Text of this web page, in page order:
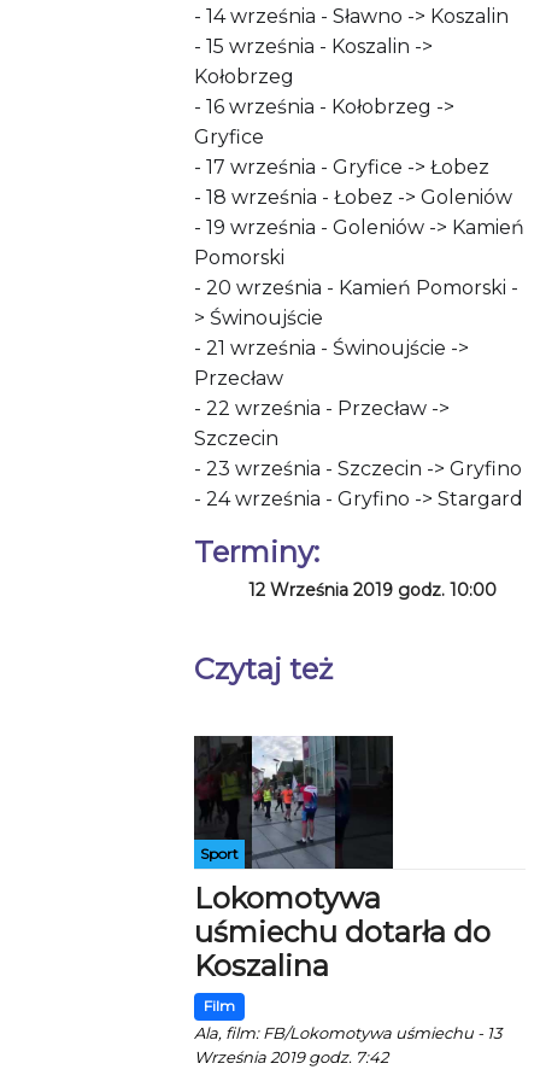
- 14 września - Sławno -> Koszalin
- 15 września - Koszalin ->
Kołobrzeg
- 16 września - Kołobrzeg ->
Gryfice
- 17 września - Gryfice -> Łobez
- 18 września - Łobez -> Goleniów
- 19 września - Goleniów -> Kamień
Pomorski
- 20 września - Kamień Pomorski -
> Świnoujście
- 21 września - Świnoujście ->
Przecław
- 22 września - Przecław ->
Szczecin
- 23 września - Szczecin -> Gryfino
- 24 września - Gryfino -> Stargard
Terminy:
12 Września 2019 godz. 10:00
Czytaj też
Sport
Lokomotywa
uśmiechu dotarła do
Koszalina
Film
Ala, film: FB/Lokomotywa uśmiechu - 13
Września 2019 godz. 7:42